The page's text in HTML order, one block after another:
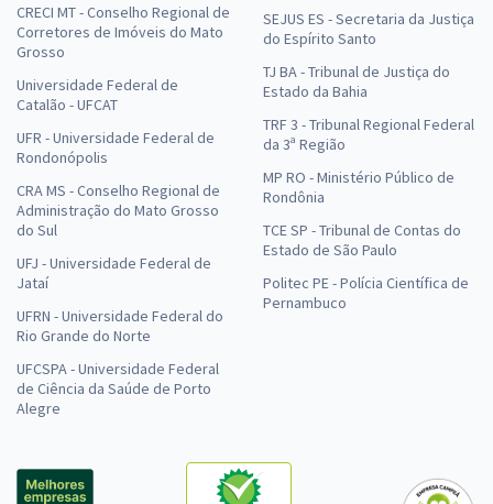
CRECI MT - Conselho Regional de
Corretores de Imóveis do Mato
Grosso
Universidade Federal de
Catalão - UFCAT
UFR - Universidade Federal de
Rondonópolis
CRA MS - Conselho Regional de
Administração do Mato Grosso
do Sul
UFJ - Universidade Federal de
Jataí
UFRN - Universidade Federal do
Rio Grande do Norte
UFCSPA - Universidade Federal
de Ciência da Saúde de Porto
Alegre
SEJUS ES - Secretaria da Justiça
do Espírito Santo
TJ BA - Tribunal de Justiça do
Estado da Bahia
TRF 3 - Tribunal Regional Federal
da 3ª Região
MP RO - Ministério Público de
Rondônia
TCE SP - Tribunal de Contas do
Estado de São Paulo
Politec PE - Polícia Científica de
Pernambuco